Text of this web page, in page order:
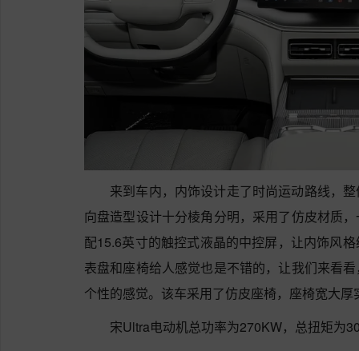
来到车内，内饰设计走了时尚运动路线，
向盘造型设计十分棱角分明，采用了仿皮材质
配15.6英寸的触控式液晶的中控屏，让内饰风
表盘和座椅给人感觉也是不错的，让我们来看
个性的感觉。该车采用了仿皮座椅，座椅宽大
宋Ultra电动机总功率为270KW，总扭矩为